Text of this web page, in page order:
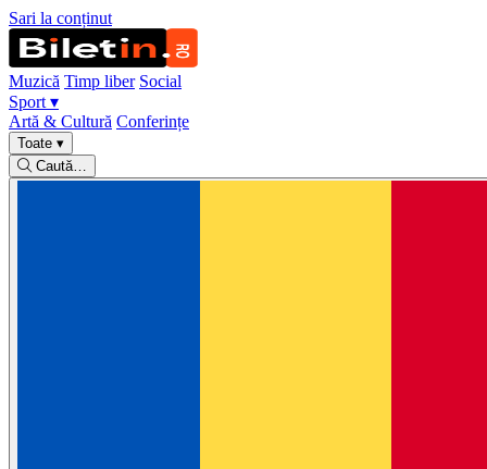
Sari la conținut
Muzică Timp liber Social
Sport ▾
Artă & Cultură Conferințe
Toate ▾
Caută…